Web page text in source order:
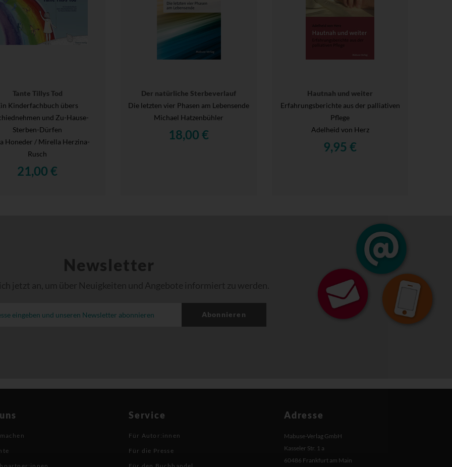
Tante Tillys Tod
Kinderfachbuch übers
und Zu-Hause-
Sterben-Dürfen
Honeder / Mirella Herzina-
Rusch
21,00 €
Der natürliche Sterbeverlauf
Die letzten vier Phasen am Lebensende
Michael Hatzenbühler
18,00 €
Hautnah und weiter
Erfahrungsberichte aus der palliativen
Pflege
Adelheid von Herz
9,95 €
Newsletter
jetzt an, um über Neuigkeiten und Angebote informiert zu werden.
Abonnieren
Service
Für Autor:innen
Für die Presse
Adresse
Mabuse-Verlag GmbH
Kasseler Str. 1 a
60486 Frankfurt am Main